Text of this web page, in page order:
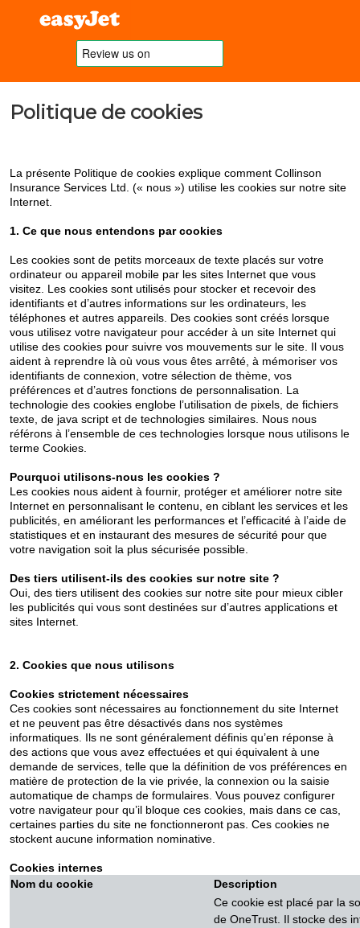
Politique de cookies
La présente Politique de cookies explique comment Collinson
Insurance Services Ltd. (« nous ») utilise les cookies sur notre site
Internet.
1. Ce que nous entendons par cookies
Les cookies sont de petits morceaux de texte placés sur votre
ordinateur ou appareil mobile par les sites Internet que vous
visitez. Les cookies sont utilisés pour stocker et recevoir des
identifiants et d’autres informations sur les ordinateurs, les
téléphones et autres appareils. Des cookies sont créés lorsque
vous utilisez votre navigateur pour accéder à un site Internet qui
utilise des cookies pour suivre vos mouvements sur le site. Il vous
aident à reprendre là où vous vous êtes arrêté, à mémoriser vos
identifiants de connexion, votre sélection de thème, vos
préférences et d’autres fonctions de personnalisation. La
technologie des cookies englobe l’utilisation de pixels, de fichiers
texte, de java script et de technologies similaires. Nous nous
référons à l’ensemble de ces technologies lorsque nous utilisons le
terme Cookies.
Pourquoi utilisons-nous les cookies ?
Les cookies nous aident à fournir, protéger et améliorer notre site
Internet en personnalisant le contenu, en ciblant les services et les
publicités, en améliorant les performances et l’efficacité à l’aide de
statistiques et en instaurant des mesures de sécurité pour que
votre navigation soit la plus sécurisée possible.
Des tiers utilisent-ils des cookies sur notre site ?
Oui, des tiers utilisent des cookies sur notre site pour mieux cibler
les publicités qui vous sont destinées sur d’autres applications et
sites Internet.
2. Cookies que nous utilisons
Cookies strictement nécessaires
Ces cookies sont nécessaires au fonctionnement du site Internet
et ne peuvent pas être désactivés dans nos systèmes
informatiques. Ils ne sont généralement définis qu’en réponse à
des actions que vous avez effectuées et qui équivalent à une
demande de services, telle que la définition de vos préférences en
matière de protection de la vie privée, la connexion ou la saisie
automatique de champs de formulaires. Vous pouvez configurer
votre navigateur pour qu’il bloque ces cookies, mais dans ce cas,
certaines parties du site ne fonctionneront pas. Ces cookies ne
stockent aucune information nominative.
Cookies internes
Nom du cookie
Description
Ce cookie est placé par la
de OneTrust. Il stocke des